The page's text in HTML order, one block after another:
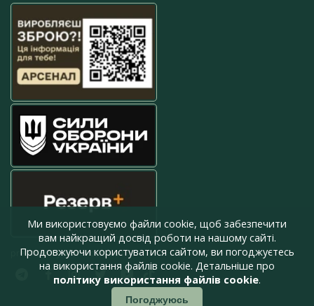
press@armyinform.com.ua
Ми використовуємо файли cookie, щоб забезпечити
вам найкращий досвід роботи на нашому сайті.
Продовжуючи користуватися сайтом, ви погоджуєтесь
на використання файлів cookie. Детальніше про
політику використання файлів cookie.
Погоджуюсь